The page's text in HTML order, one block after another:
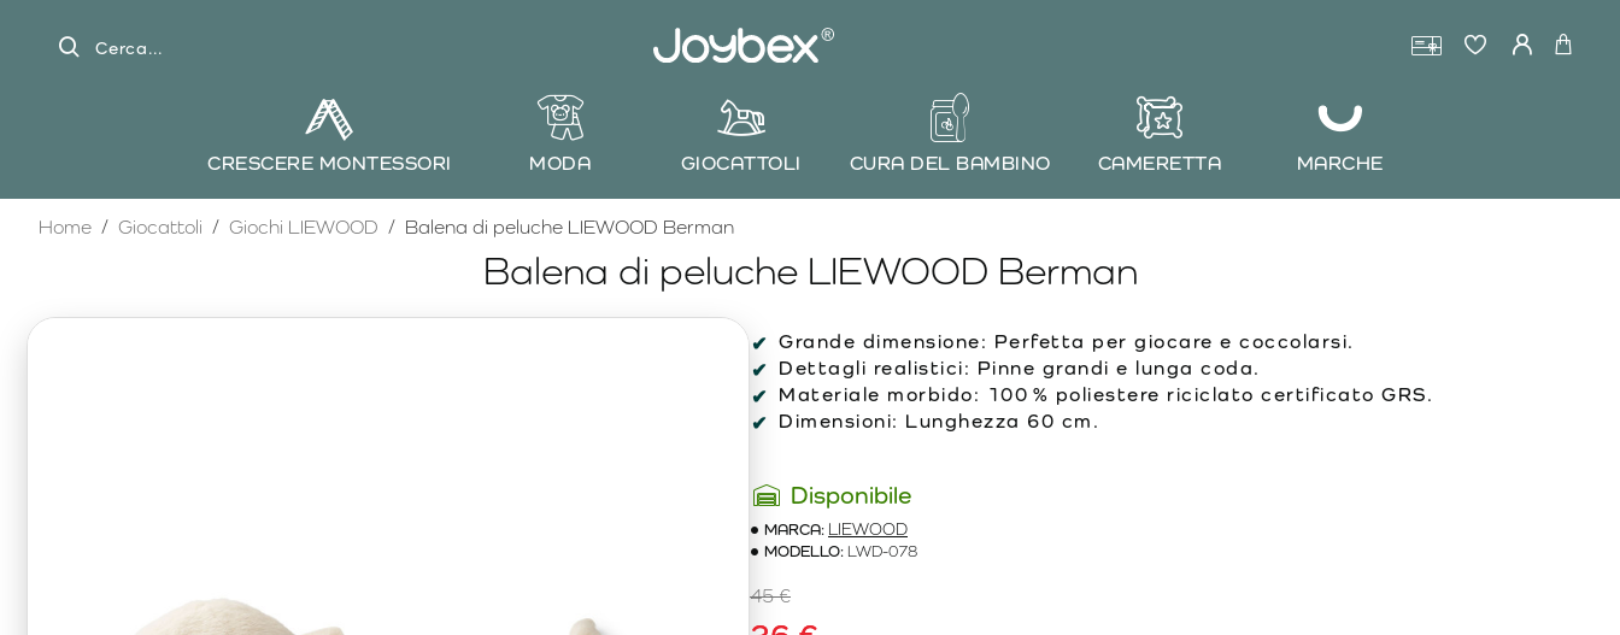
Cerca...
CRESCERE MONTESSORI MODA GIOCATTOLI CURA DEL BAMBINO CAMERETTA MARCHE
Balena di peluche LIEWOOD Berman
HomehomeGiocattoli Giochi LIEWOOD Balena di peluche LIEWOOD Berman
Grande dimensione: Perfetta per giocare e coccolarsi.
Dettagli realistici: Pinne grandi e lunga coda.
Materiale morbido: 100 % poliestere riciclato certificato GRS.
Dimensioni: Lunghezza 60 cm.
Disponibile
MARCA: LIEWOOD
MODELLO: LWD-078
45 €